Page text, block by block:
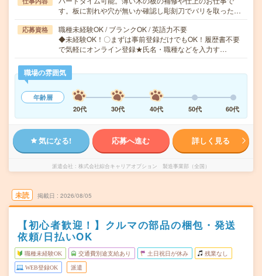
す。板に割れや穴が無いか確認し彫刻刀でバリを取った…
応募資格
職種未経験OK / ブランクOK / 英語力不要
◆未経験OK！〇まずは事前登録だけでもOK！履歴書不要
で気軽にオンライン登録★氏名・職種などを入力す…
職場の雰囲気
年齢層
20代
30代 40代 50代 60代
気になる! 応募へ進む 詳しく見る
派遣会社 株式会社綜合キャリアオプション 製造事業部（全国）
未読 掲載日 2026/08/05
【初心者歓迎！】クルマの部品の梱包・発送
依頼/日払いOK
職種未経験OK 交通費別途支給あり 土日祝日が休み 残業なし
WEB登録OK 派遣